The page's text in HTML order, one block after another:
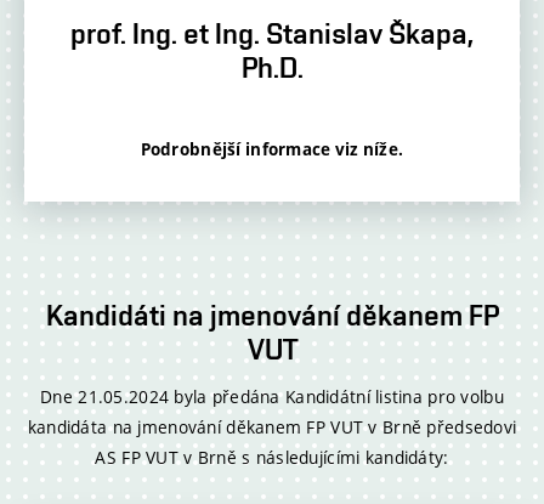
prof. Ing. et Ing. Stanislav Škapa,
Ph.D.
Podrobnější informace viz níže.
Kandidáti na jmenování děkanem FP
VUT
Dne 21.05.2024 byla předána Kandidátní listina pro volbu
kandidáta na jmenování děkanem FP VUT v Brně předsedovi
AS FP VUT v Brně s následujícími kandidáty: